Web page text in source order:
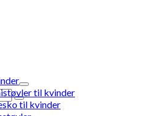
til kvinder
til kvinder